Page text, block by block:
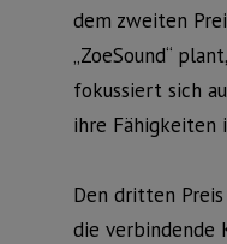
dem zweiten
„ZoeSound“
fokussiert sich
ihre Fähigkeiten
Den dritten
die verbindende